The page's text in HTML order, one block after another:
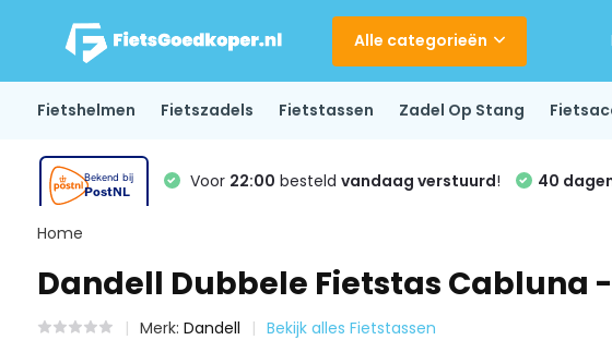
Alle categorieën
Fietshelmen Fietszadels Fietstassen Zadel Op Stang
Voor 22:00 besteld vandaag verstuurd! 40
Home
Dandell Dubbele Fietstas Cabluna
Merk: Dandell Bekijk alles Fietstassen